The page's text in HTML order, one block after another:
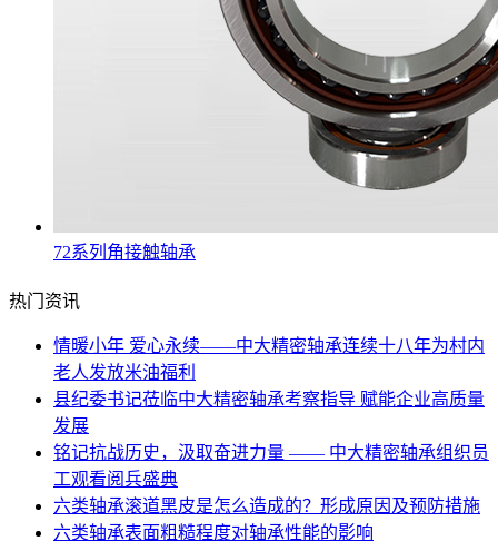
72系列角接触轴承
热门资讯
情暖小年 爱心永续——中大精密轴承连续十八年为村内
老人发放米油福利
县纪委书记莅临中大精密轴承考察指导 赋能企业高质量
发展
铭记抗战历史，汲取奋进力量 —— 中大精密轴承组织员
工观看阅兵盛典
六类轴承滚道黑皮是怎么造成的？形成原因及预防措施
六类轴承表面粗糙程度对轴承性能的影响